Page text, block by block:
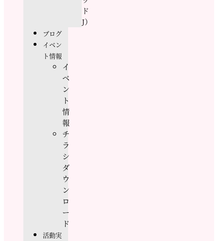
ド
J）
ブログ
イベン
ト情報
イ
ベ
ン
ト
情
報
チ
ラ
シ
ダ
ウ
ン
ロ
ー
ド
活動実